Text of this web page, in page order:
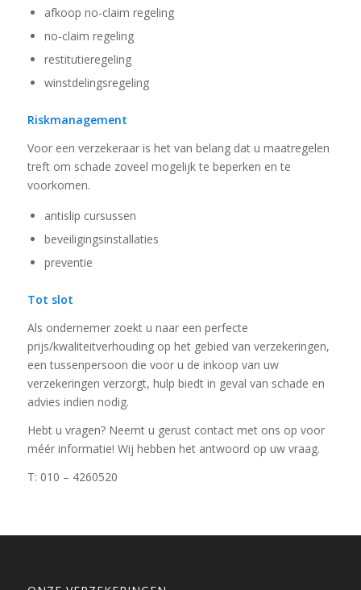
afkoop no-claim regeling
no-claim regeling
restitutieregeling
winstdelingsregeling
Riskmanagement
Voor een verzekeraar is het van belang dat u maatregelen
treft om schade zoveel mogelijk te beperken en te
voorkomen.
antislip cursussen
beveiligingsinstallaties
preventie
Tot slot
Als ondernemer zoekt u naar een perfecte
prijs/kwaliteitverhouding op het gebied van verzekeringen,
een tussenpersoon die voor u de inkoop van uw
verzekeringen verzorgt, hulp biedt in geval van schade en
advies indien nodig.
Hebt u vragen? Neemt u gerust contact met ons op voor
méér informatie! Wij hebben het antwoord op uw vraag.
T: 010 – 4260520